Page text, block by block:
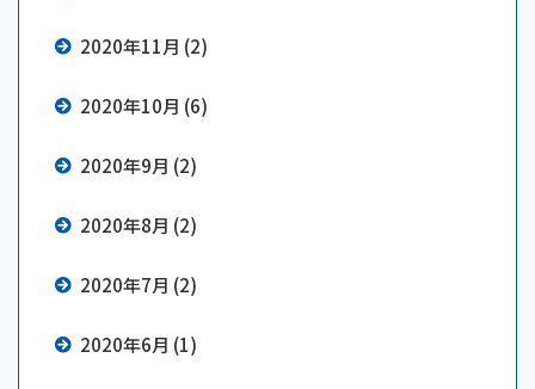
2020年11月 (2)
2020年10月 (6)
2020年9月 (2)
2020年8月 (2)
2020年7月 (2)
2020年6月 (1)